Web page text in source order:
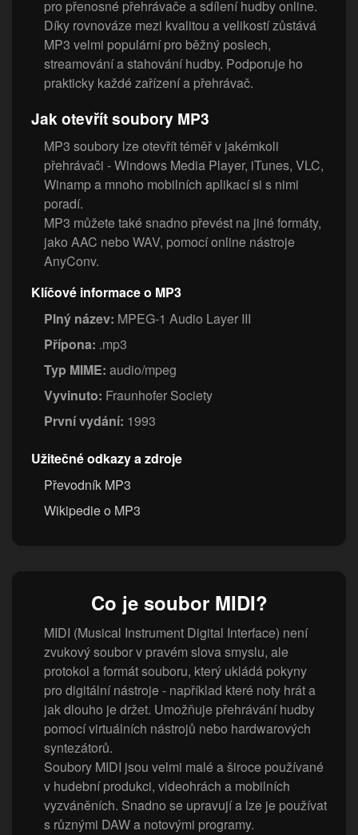
pro přenosné přehrávače a sdílení hudby online.
Díky rovnováze mezi kvalitou a velikostí zůstává
MP3 velmi populární pro běžný poslech,
streamování a stahování hudby. Podporuje ho
prakticky každé zařízení a přehrávač.
Jak otevřít soubory MP3
MP3 soubory lze otevřít téměř v jakémkoli
přehrávači - Windows Media Player, iTunes, VLC,
Winamp a mnoho mobilních aplikací si s nimi
poradí.
MP3 můžete také snadno převést na jiné formáty,
jako AAC nebo WAV, pomocí online nástroje
AnyConv.
Klíčové informace o MP3
Plný název: MPEG-1 Audio Layer III
Přípona: .mp3
Typ MIME: audio/mpeg
Vyvinuto: Fraunhofer Society
První vydání: 1993
Užitečné odkazy a zdroje
Převodník MP3
Wikipedie o MP3
Co je soubor MIDI?
MIDI (Musical Instrument Digital Interface) není
zvukový soubor v pravém slova smyslu, ale
protokol a formát souboru, který ukládá pokyny
pro digitální nástroje - například které noty hrát a
jak dlouho je držet. Umožňuje přehrávání hudby
pomocí virtuálních nástrojů nebo hardwarových
syntezátorů.
Soubory MIDI jsou velmi malé a široce používané
v hudební produkci, videohrách a mobilních
vyzváněních. Snadno se upravují a lze je používat
s různými DAW a notovými programy.